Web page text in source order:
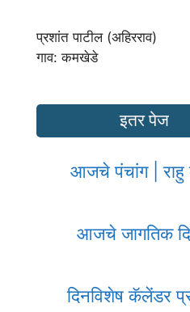
प्रशांत पाटील (अहिरराव)
गाव: कमखेडे
इतर पेज
आजचे पंचांग | राहु
आजचे जागतिक
दिनविशेष कॅलेंडर